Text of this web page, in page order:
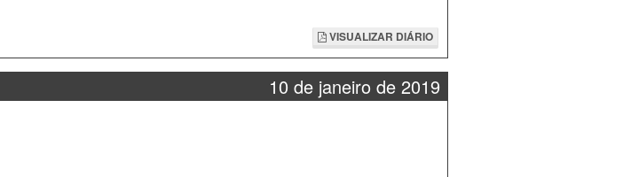
VISUALIZAR DIÁRIO
10 de janeiro de 2019